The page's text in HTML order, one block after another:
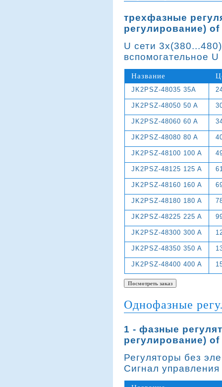
трехфазные
регулирование)
U сети
вспомогательное
Название
JK2PSZ-48035 35A
JK2PSZ-48050 50 A
JK2PSZ-48060 60 A
JK2PSZ-48080 80 A
JK2PSZ-48100 100 A
JK2PSZ-48125 125 A
JK2PSZ-48160 160 A
JK2PSZ-48180 180 A
JK2PSZ-48225 225 A
JK2PSZ-48300 300 A
JK2PSZ-48350 350 A
JK2PSZ-48400 400 A
Однофазные
1 - фазные
регулирование)
Регуляторы без
Сигнал